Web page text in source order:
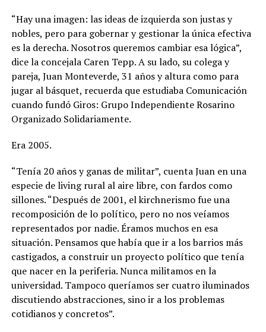
“Hay una imagen: las ideas de izquierda son justas y
nobles, pero para gobernar y gestionar la única efectiva
es la derecha. Nosotros queremos cambiar esa lógica”,
dice la concejala Caren Tepp. A su lado, su colega y
pareja, Juan Monteverde, 31 años y altura como para
jugar al básquet, recuerda que estudiaba Comunicación
cuando fundó Giros: Grupo Independiente Rosarino
Organizado Solidariamente.
Era 2005.
“Tenía 20 años y ganas de militar”, cuenta Juan en una
especie de living rural al aire libre, con fardos como
sillones. “Después de 2001, el kirchnerismo fue una
recomposición de lo político, pero no nos veíamos
representados por nadie. Éramos muchos en esa
situación. Pensamos que había que ir a los barrios más
castigados, a construir un proyecto político que tenía
que nacer en la periferia. Nunca militamos en la
universidad. Tampoco queríamos ser cuatro iluminados
discutiendo abstracciones, sino ir a los problemas
cotidianos y concretos”.